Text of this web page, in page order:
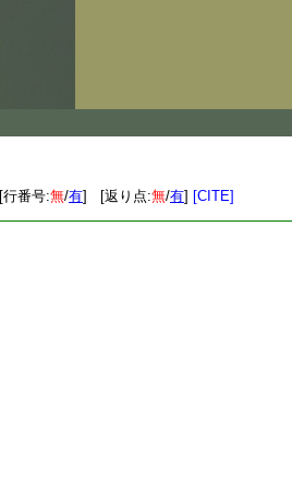
[行番号:無/有] [返り点:無/有] [CITE]